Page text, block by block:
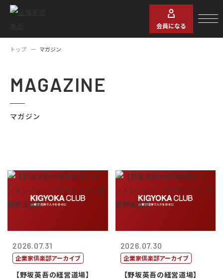
会員になる
トップ マガジン
MAGAZINE
マガジン
2026.07.31
企業家倶楽部アーカイブ
【野坂英吾の経営道場】
2026.07.30
企業家倶楽部アーカイブ
【野坂英吾の経営道場】